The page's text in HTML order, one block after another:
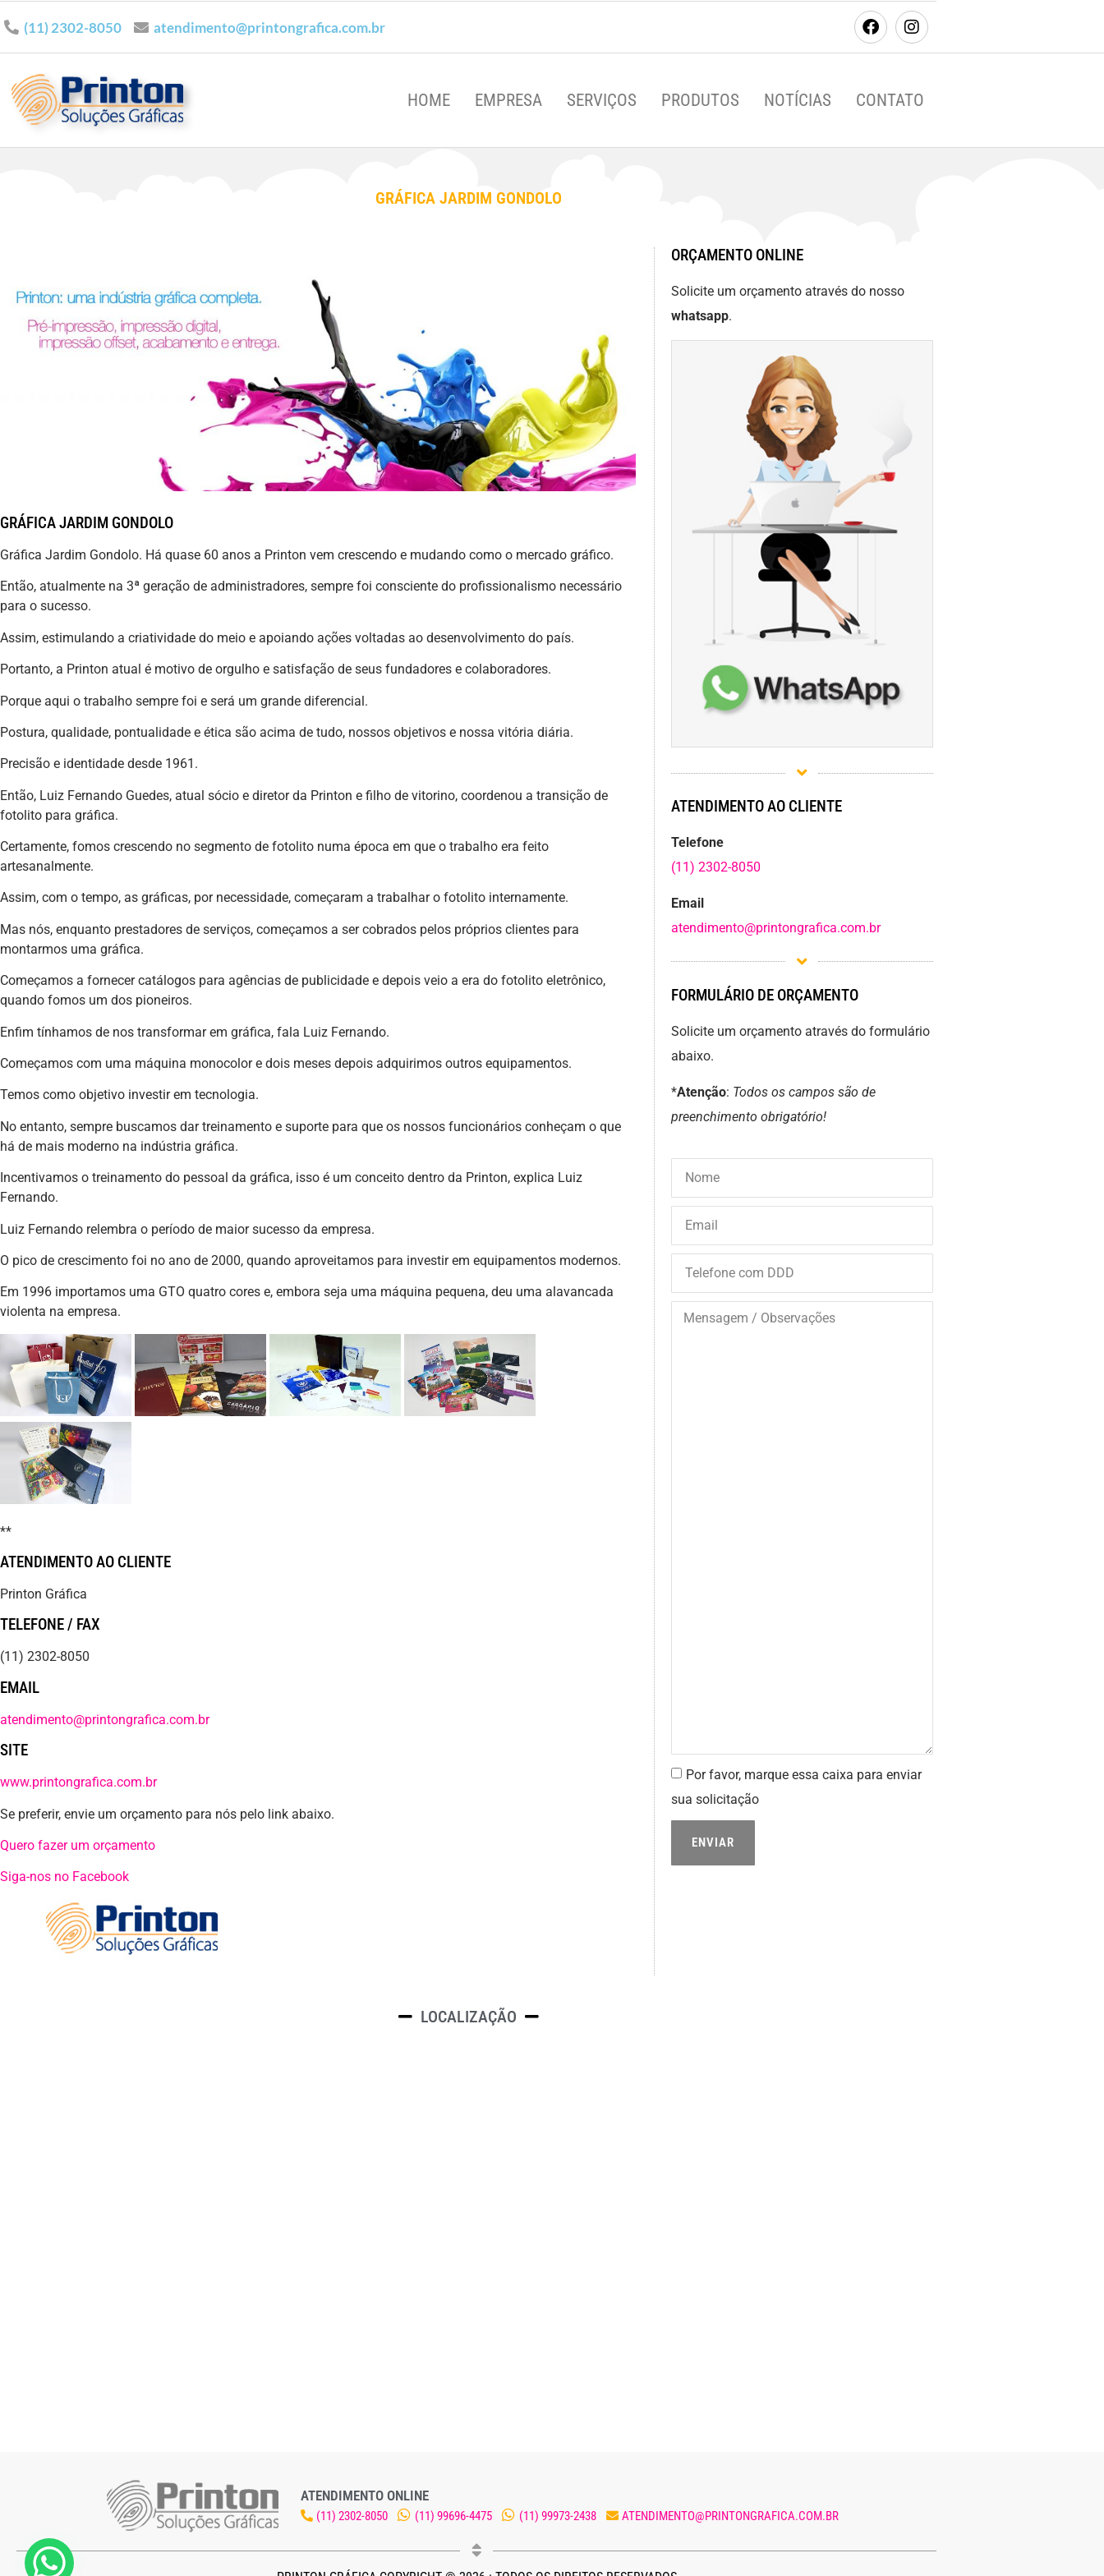
(11) 2302-8050 atendimento@printongrafica.com.br
HOME EMPRESA SERVIÇOS PRODUTOS NOTÍCIAS CONTATO
GRÁFICA JARDIM GONDOLO
GRÁFICA JARDIM GONDOLO
Gráfica Jardim Gondolo. Há quase 60 anos a Printon vem crescendo e mudando como o mercado gráfico.
Então, atualmente na 3ª geração de administradores, sempre foi consciente do profissionalismo necessário
para o sucesso.
Assim, estimulando a criatividade do meio e apoiando ações voltadas ao desenvolvimento do país.
Portanto, a Printon atual é motivo de orgulho e satisfação de seus fundadores e colaboradores.
Porque aqui o trabalho sempre foi e será um grande diferencial.
Postura, qualidade, pontualidade e ética são acima de tudo, nossos objetivos e nossa vitória diária.
Precisão e identidade desde 1961.
Então, Luiz Fernando Guedes, atual sócio e diretor da Printon e filho de vitorino, coordenou a transição de
fotolito para gráfica.
Certamente, fomos crescendo no segmento de fotolito numa época em que o trabalho era feito
artesanalmente.
Assim, com o tempo, as gráficas, por necessidade, começaram a trabalhar o fotolito internamente.
Mas nós, enquanto prestadores de serviços, começamos a ser cobrados pelos próprios clientes para
montarmos uma gráfica.
Começamos a fornecer catálogos para agências de publicidade e depois veio a era do fotolito eletrônico,
quando fomos um dos pioneiros.
Enfim tínhamos de nos transformar em gráfica, fala Luiz Fernando.
Começamos com uma máquina monocolor e dois meses depois adquirimos outros equipamentos.
Temos como objetivo investir em tecnologia.
No entanto, sempre buscamos dar treinamento e suporte para que os nossos funcionários conheçam o que
há de mais moderno na indústria gráfica.
Incentivamos o treinamento do pessoal da gráfica, isso é um conceito dentro da Printon, explica Luiz
Fernando.
Luiz Fernando relembra o período de maior sucesso da empresa.
O pico de crescimento foi no ano de 2000, quando aproveitamos para investir em equipamentos modernos.
Em 1996 importamos uma GTO quatro cores e, embora seja uma máquina pequena, deu uma alavancada
violenta na empresa.
**
ATENDIMENTO AO CLIENTE
Printon Gráfica
TELEFONE / FAX
(11) 2302-8050
EMAIL
atendimento@printongrafica.com.br
SITE
www.printongrafica.com.br
Se preferir, envie um orçamento para nós pelo link abaixo.
Quero fazer um orçamento
Siga-nos no Facebook
ORÇAMENTO ONLINE
Solicite um orçamento através do nosso
whatsapp.
ATENDIMENTO AO CLIENTE
Telefone
(11) 2302-8050
Email
atendimento@printongrafica.com.br
FORMULÁRIO DE ORÇAMENTO
Solicite um orçamento através do formulário
abaixo.
*Atenção: Todos os campos são de
preenchimento obrigatório!
Por favor, marque essa caixa para enviar
sua solicitação
ENVIAR
LOCALIZAÇÃO
ATENDIMENTO ONLINE
(11) 2302-8050 (11) 99696-4475 (11) 99973-2438 ATENDIMENTO@PRINTONGRAFICA.COM.BR